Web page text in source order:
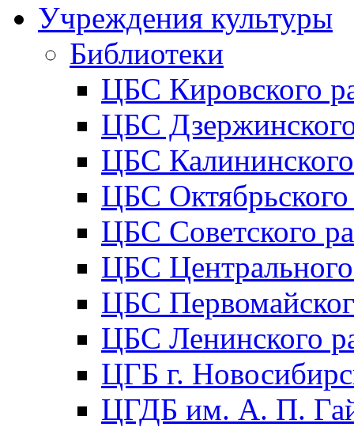
Учреждения культуры
Библиотеки
ЦБС Кировского
ЦБС
ЦБС
ЦБС
ЦБС Советского
ЦБС
ЦБС
ЦБС Ленинского
ЦГБ г.
ЦГДБ им. А. П.